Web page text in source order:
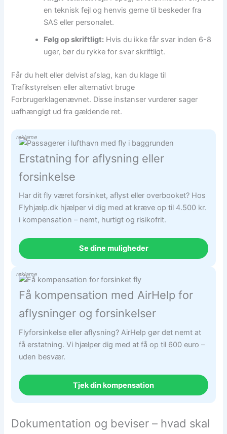
en teknisk fejl og henvis gerne til beskeder fra
SAS eller personalet.
Følg op skriftligt: Hvis du ikke får svar inden 6-8
uger, bør du rykke for svar skriftligt.
Får du helt eller delvist afslag, kan du klage til
Trafikstyrelsen eller alternativt bruge
Forbrugerklagenævnet. Disse instanser vurderer sager
uafhængigt ud fra gældende ret.
reklame
Erstatning for aflysning eller
forsinkelse
Har dit fly været forsinket, aflyst eller overbooket? Hos
Flyhjælp.dk hjælper vi dig med at kræve op til 4.500 kr.
i kompensation – nemt, hurtigt og risikofrit.
Se dine muligheder
reklame
Få kompensation med AirHelp for
aflysninger og forsinkelser
Flyforsinkelse eller aflysning? AirHelp gør det nemt at
få erstatning. Vi hjælper dig med at få op til 600 euro –
uden besvær.
Tjek din kompensation
Dokumentation og beviser – hvad skal